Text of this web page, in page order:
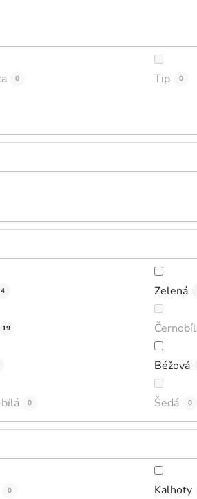
0 Tip 0
4 Zelená
19
Béžová
0 Šedá 0
0 Kalhoty